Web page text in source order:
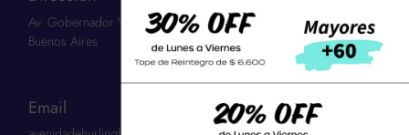
Av. Gobernador Vergara 3263 | Hurlingham 1686 | Provincia:
Buenos Aires
Email